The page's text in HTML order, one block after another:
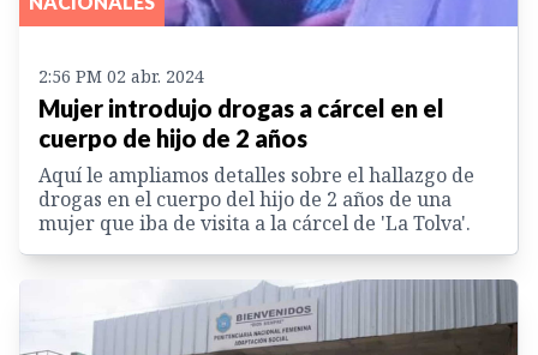
2:56 PM 02 abr. 2024
Mujer introdujo drogas a cárcel en el
cuerpo de hijo de 2 años
Aquí le ampliamos detalles sobre el hallazgo de
drogas en el cuerpo del hijo de 2 años de una
mujer que iba de visita a la cárcel de 'La Tolva'.